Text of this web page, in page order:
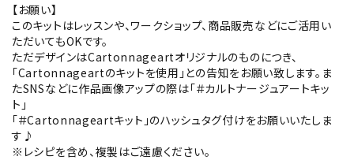
【お願い】
このキットはレッスンや、ワークショップ、商品販売などにご活用い
ただいてもOKです。
ただデザインはCartonnageartオリジナルのものにつき、
「Cartonnageartのキットを使用」との告知をお願い致します。ま
たSNSなどに作品画像アップの際は「＃カルトナージュアートキッ
ト」
「＃Cartonnageartキット」のハッシュタグ付けをお願いいたしま
す♪
※レシピを含め、複製はご遠慮ください。